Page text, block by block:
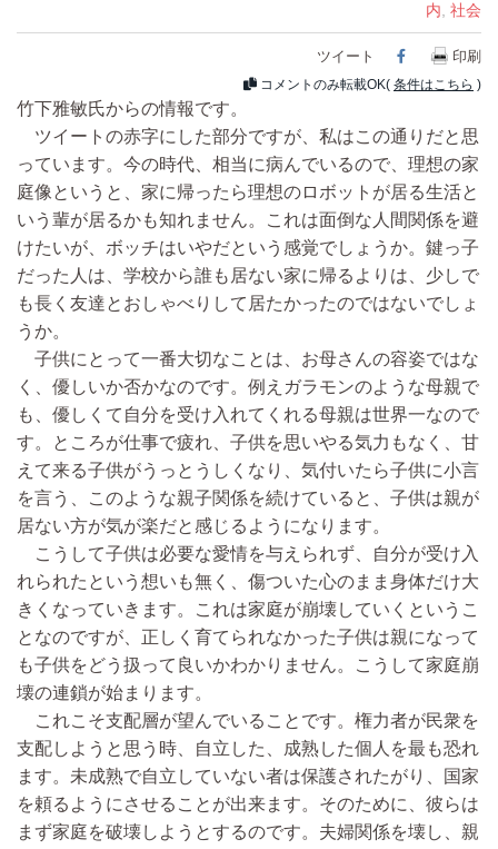
内 社会
ツイート Facebook
印刷
コメントのみ転載OK( 条件はこちら )
竹下雅敏氏からの情報です。
ツイートの赤字にした部分ですが、私はこの通りだと思
っています。今の時代、相当に病んでいるので、理想の家
庭像というと、家に帰ったら理想のロボットが居る生活と
いう輩が居るかも知れません。これは面倒な人間関係を避
けたいが、ボッチはいやだという感覚でしょうか。鍵っ子
だった人は、学校から誰も居ない家に帰るよりは、少しで
も長く友達とおしゃべりして居たかったのではないでしょ
うか。
子供にとって一番大切なことは、お母さんの容姿ではな
く、優しいか否かなのです。例えガラモンのような母親で
も、優しくて自分を受け入れてくれる母親は世界一なので
す。ところが仕事で疲れ、子供を思いやる気力もなく、甘
えて来る子供がうっとうしくなり、気付いたら子供に小言
を言う、このような親子関係を続けていると、子供は親が
居ない方が気が楽だと感じるようになります。
こうして子供は必要な愛情を与えられず、自分が受け入
れられたという想いも無く、傷ついた心のまま身体だけ大
きくなっていきます。これは家庭が崩壊していくというこ
となのですが、正しく育てられなかった子供は親になって
も子供をどう扱って良いかわかりません。こうして家庭崩
壊の連鎖が始まります。
これこそ支配層が望んでいることです。権力者が民衆を
支配しようと思う時、自立した、成熟した個人を最も恐れ
ます。未成熟で自立していない者は保護されたがり、国家
を頼るようにさせることが出来ます。そのために、彼らは
まず家庭を破壊しようとするのです。夫婦関係を壊し、親